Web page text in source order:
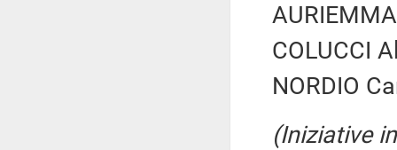
COLUCCI
NORDIO
(Iniziative